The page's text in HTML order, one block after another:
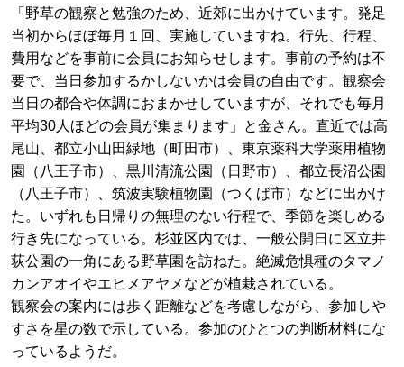
「野草の観察と勉強のため、近郊に出かけています。発足
当初からほぼ毎月１回、実施していますね。行先、行程、
費用などを事前に会員にお知らせします。事前の予約は不
要で、当日参加するかしないかは会員の自由です。観察会
当日の都合や体調におまかせしていますが、それでも毎月
平均30人ほどの会員が集まります」と金さん。直近では高
尾山、都立小山田緑地（町田市）、東京薬科大学薬用植物
園（八王子市）、黒川清流公園（日野市）、都立長沼公園
（八王子市）、筑波実験植物園（つくば市）などに出かけ
た。いずれも日帰りの無理のない行程で、季節を楽しめる
行き先になっている。杉並区内では、一般公開日に区立井
荻公園の一角にある野草園を訪ねた。絶滅危惧種のタマノ
カンアオイやエヒメアヤメなどが植栽されている。
観察会の案内には歩く距離などを考慮しながら、参加しや
すさを星の数で示している。参加のひとつの判断材料にな
っているようだ。